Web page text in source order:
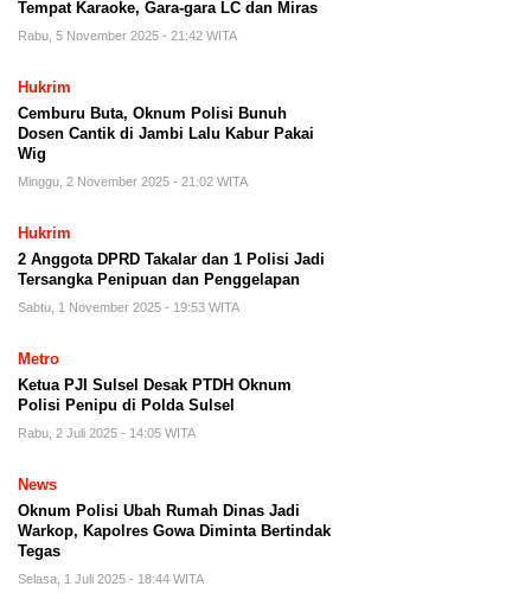
Tempat Karaoke, Gara-gara LC dan Miras
Rabu, 5 November 2025 - 21:42 WITA
Hukrim
Cemburu Buta, Oknum Polisi Bunuh
Dosen Cantik di Jambi Lalu Kabur Pakai
Wig
Minggu, 2 November 2025 - 21:02 WITA
Hukrim
2 Anggota DPRD Takalar dan 1 Polisi Jadi
Tersangka Penipuan dan Penggelapan
Sabtu, 1 November 2025 - 19:53 WITA
Metro
Ketua PJI Sulsel Desak PTDH Oknum
Polisi Penipu di Polda Sulsel
Rabu, 2 Juli 2025 - 14:05 WITA
News
Oknum Polisi Ubah Rumah Dinas Jadi
Warkop, Kapolres Gowa Diminta Bertindak
Tegas
Selasa, 1 Juli 2025 - 18:44 WITA